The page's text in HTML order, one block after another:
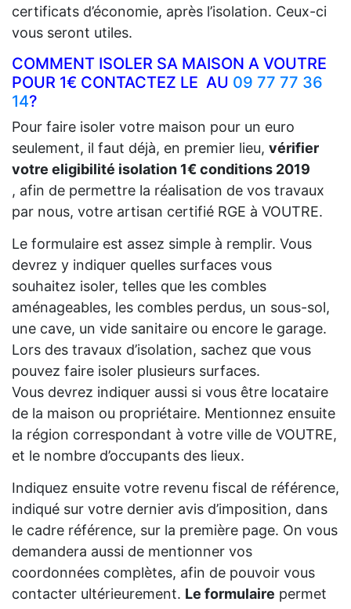
certificats d’économie, après l’isolation. Ceux-ci
vous seront utiles.
COMMENT ISOLER SA MAISON A VOUTRE
POUR 1€ CONTACTEZ LE AU 09 77 77 36
14?
Pour faire isoler votre maison pour un euro
seulement, il faut déjà, en premier lieu, vérifier
votre eligibilité isolation 1€ conditions 2019
, afin de permettre la réalisation de vos travaux
par nous, votre artisan certifié RGE à VOUTRE.
Le formulaire est assez simple à remplir. Vous
devrez y indiquer quelles surfaces vous
souhaitez isoler, telles que les combles
aménageables, les combles perdus, un sous-sol,
une cave, un vide sanitaire ou encore le garage.
Lors des travaux d’isolation, sachez que vous
pouvez faire isoler plusieurs surfaces.
Vous devrez indiquer aussi si vous être locataire
de la maison ou propriétaire. Mentionnez ensuite
la région correspondant à votre ville de VOUTRE,
et le nombre d’occupants des lieux.
Indiquez ensuite votre revenu fiscal de référence,
indiqué sur votre dernier avis d’imposition, dans
le cadre référence, sur la première page. On vous
demandera aussi de mentionner vos
coordonnées complètes, afin de pouvoir vous
contacter ultérieurement. Le formulaire permet